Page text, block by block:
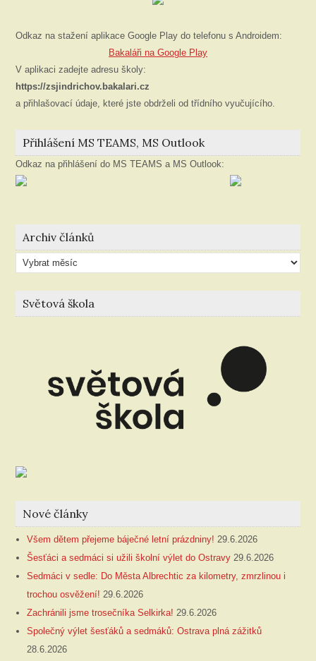
Odkaz na stažení aplikace Google Play do telefonu s Androidem:
Bakaláři na Google Play
V aplikaci zadejte adresu školy:
https://zsjindrichov.bakalari.cz
a přihlašovací údaje, které jste obdrželi od třídního vyučujícího.
Přihlášení MS TEAMS, MS Outlook
Odkaz na přihlášení do MS TEAMS a MS Outlook:
Archiv článků
Archiv
článků
Světová škola
Nové články
Všem dětem přejeme báječné letní prázdniny! 29.6.2026
Šesťáci a sedmáci si užili školní výlet do Ostravy 29.6.2026
Sedmáci v sedle: Do Města Albrechtic za kilometry, zmrzlinou i
trochou osvěžení! 29.6.2026
Zachránili jsme trosečníka Selkirka! 29.6.2026
Společný výlet šesťáků a sedmáků: Ostrava plná zážitků
28.6.2026